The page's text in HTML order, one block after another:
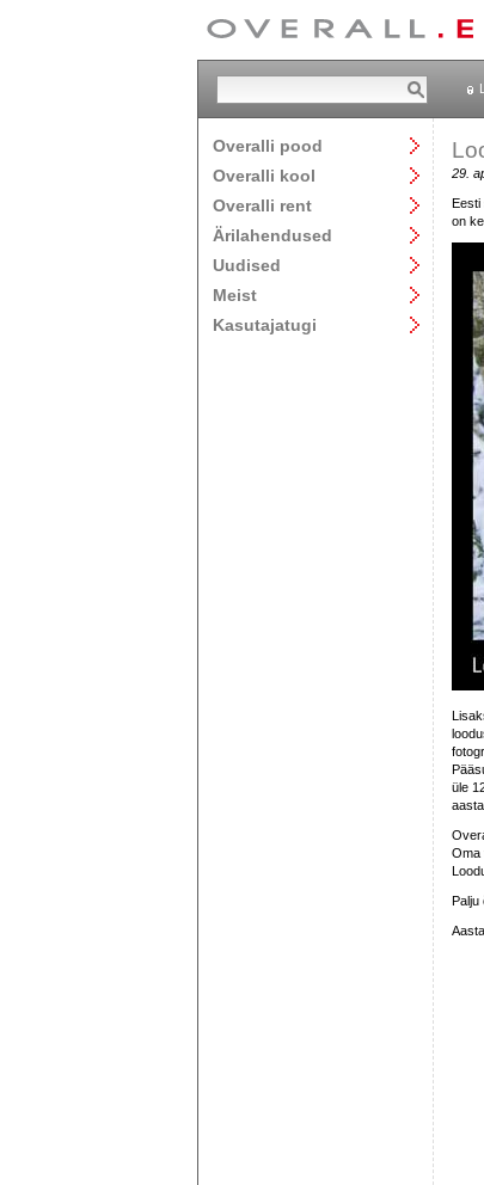
Overalli pood
Overalli kool
Overalli rent
Ärilahendused
Uudised
Meist
Kasutajatugi
29.
Eesti
on
üle
Oma
Palju